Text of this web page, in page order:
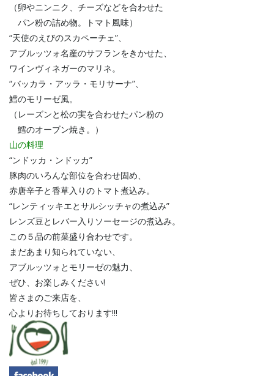
（卵やニンニク、チーズなどを合わせた
パン粉の詰め物。トマト風味）
“天使のえびのスカペーチェ”、
アブルッツォ名産のサフランをきかせた、
ワインヴィネガーのマリネ。
“バッカラ・アッラ・モリサーナ”、
鱈のモリーゼ風。
（レーズンと松の実を合わせたパン粉の
鱈のオーブン焼き。）
山の料理
“ンドッカ・ンドッカ”
豚肉のいろんな部位を合わせ固め、
赤唐辛子と香草入りのトマト煮込み。
“レンティッキエとサルシッチャの煮込み”
レンズ豆とレバー入りソーセージの煮込み。
この５品の前菜盛り合わせです。
まだあまり知られていない、
アブルッツォとモリーゼの魅力、
ぜひ、お楽しみください!
皆さまのご来店を、
心よりお待ちしております!!!